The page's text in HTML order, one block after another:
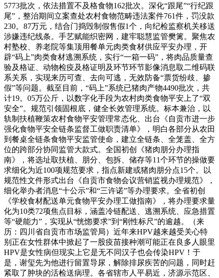
5773批次，依法措置不及格食物162批次。深化“跟尾”“行纪跟
尾”，整治期间立案查处农村食物范畴违法案件761件，罚没款
230。87万元，结合门捣毁制假售假1个，向纪检监察机关移送
涉嫌违纪线条。手艺赋能织密网，建牢聪慧监管樊篱。聚焦农
村塾校、养老院等集顶用餐单元肉类食材供应平安办理，开
辟“码上”肉类食材逃溯系统，实行“一箱一码”，将肉品质量查
验及格证、动物检疫及格证明及环节环节影像消息取二维码联
系关系，实现来历可查、去向可逃，无效防备“票货纷歧、掺
假”等问题。截至目前，“码上”系统已猪肉产物4490批次，共
计19。05万公斤，以数字化手段为农村肉类食物平安上了“双
安全”。规范引领固根底，健全长效管理系统。标本兼治，以
轨制扶植鞭策农村食物平安管理常态化、出台《自贡市进一步
强化食物平安全链条监督工做职责清单》，明白各部分从农田
到餐桌全链条食物平安监管使命，建立全链条、全笼盖、全方
位的跨部分协同监管大款式。全国初创《猪肉朋分办理指
南》，将选址取扶植、朋分、包拆、储存等11个环节的操做要
求细化为近100项规范要求，指点新建或猪肉朋分点15个。以
规范性文件形式出台《自贡市食物会议营销监视办理规范》，
细化举办者消息“十公示”和“三许诺”等办理要求。全省初创
《学校食材配送单元食物平安办理工做指南》，将办理要求量
化为10类72项焦点目标，涵盖冷链配送、逃溯系统、应急措置
等“硬能力”，实现从“恍惚要求”到“刚性标尺”的逾越。（来
历：四川省自贡市市场监管局）近年来HPV越来越受关心特
别正在女性群体中掀起了一股疫苗接种潮可能正在良多人眼里
HPV是女性病但现实上它是无不同汉子也会传染HPV！于
是，谢玺先为他进行留置导尿，解除排尿疾苦的问题，同时赶
紧取了肿块的活检送病理。各省辖市人平易近，济源示范区、